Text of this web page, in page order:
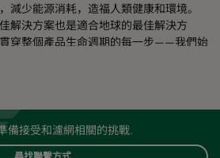
減少能源消耗，造福人類健康和環境。
解決方案也是適合地球的最佳解決方
穿整個產品生命週期的每一步——我們始
工乃至對整個世界的影響。我們採用全
設計、精準的工藝控制，高度重視客
Camfil自豪地為客戶提供服務和支援。
不同區域，遍佈世界各個角落。Camfil
流程以及環境安全。
備接受和濾網相關的挑戰.